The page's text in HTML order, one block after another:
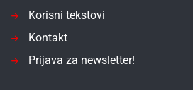
Korisni tekstovi
Kontakt
Prijava za newsletter!